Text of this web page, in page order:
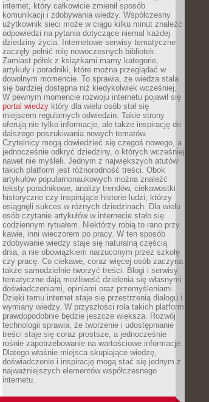
internet, który całkowicie zmienił sposób
komunikacji i zdobywania wiedzy. Współczesny
użytkownik sieci może w ciągu kilku minut znaleźć
odpowiedzi na pytania dotyczące niemal każdej
dziedziny życia. Internetowe serwisy tematyczne
zaczęły pełnić rolę nowoczesnych bibliotek.
Zamiast półek z książkami mamy kategorie,
artykuły i poradniki, które można przeglądać w
dowolnym momencie. To sprawia, że wiedza stała
się bardziej dostępna niż kiedykolwiek wcześniej.
W pewnym momencie rozwoju internetu pojawił się
portal wiedzy który dla wielu osób stał się
miejscem regularnych odwiedzin. Takie strony
oferują nie tylko informacje, ale także inspirację do
dalszego poszukiwania nowych tematów.
Czytelnicy mogą dowiedzieć się czegoś nowego, a
jednocześnie odkryć dziedziny, o których wcześniej
nawet nie myśleli. Jednym z największych atutów
takich platform jest różnorodność treści. Obok
artykułów popularnonaukowych można znaleźć
teksty poradnikowe, analizy trendów, ciekawostki
historyczne czy inspirujące historie ludzi, którzy
osiągnęli sukces w różnych dziedzinach. Dla wielu
osób czytanie artykułów w internecie stało się
codziennym rytuałem. Niektórzy robią to rano przy
kawie, inni wieczorem po pracy. W ten sposób
zdobywanie wiedzy staje się naturalną częścią
dnia, a nie obowiązkiem narzuconym przez szkołę
czy pracę. Co ciekawe, coraz więcej osób zaczyna
także samodzielnie tworzyć treści. Blogi i serwisy
tematyczne dają możliwość dzielenia się własnymi
doświadczeniami, opiniami oraz przemyśleniami.
Dzięki temu internet staje się przestrzenią dialogu i
wymiany wiedzy. W przyszłości rola takich platform
prawdopodobnie będzie jeszcze większa. Rozwój
technologii sprawia, że tworzenie i udostępnianie
treści staje się coraz prostsze, a jednocześnie
rośnie zapotrzebowanie na wartościowe informacje.
Dlatego właśnie miejsca skupiające wiedzę,
doświadczenie i inspirację mogą stać się jednym z
najważniejszych elementów współczesnego
internetu.